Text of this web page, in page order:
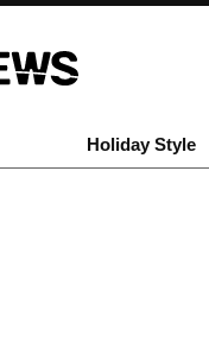
Holiday Style